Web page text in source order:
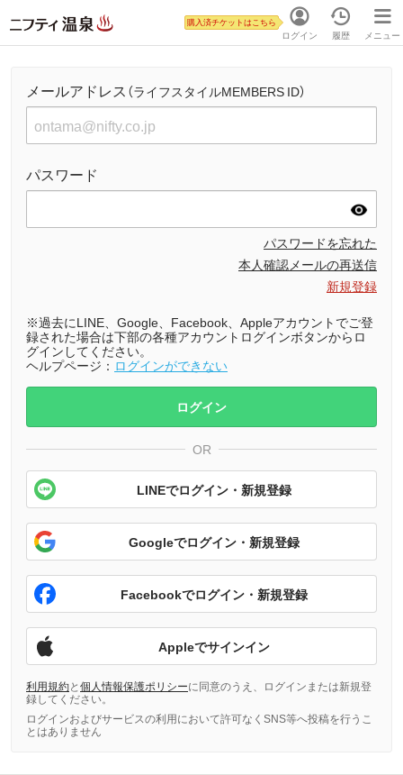
ログイン
購入済チケットはこちら
履歴 メニュー
メールアドレス （ライフスタイルMEMBERS ID）
パスワード
パスワードを忘れた
本人確認メールの再送信
新規登録
※過去にLINE、Google、Facebook、Appleアカウントでご登
録された場合は下部の各種アカウントログインボタンからロ
グインしてください。
ヘルプページ： ログインができない
ログイン
OR
LINEでログイン・新規登録
Googleでログイン・新規登録
Facebookでログイン・新規登録
Appleでサインイン
利用規約と個人情報保護ポリシーに同意のうえ、ログインまたは新規登
録してください。
ログインおよびサービスの利用において許可なくSNS等へ投稿を行うこ
とはありません